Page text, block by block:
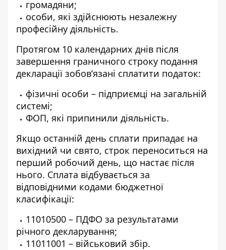
громадяни;
особи, які здійснюють незалежну
професійну діяльність.
Протягом 10 календарних днів після
завершення граничного строку подання
декларації зобов’язані сплатити податок:
фізичні особи – підприємці на загальній
системі;
ФОП, які припинили діяльність.
Якщо останній день сплати припадає на
вихідний чи свято, строк переноситься на
перший робочий день, що настає після
нього. Сплата відбувається за
відповідними кодами бюджетної
класифікації:
11010500 – ПДФО за результатами
річного декларування;
11011001 – військовий збір.